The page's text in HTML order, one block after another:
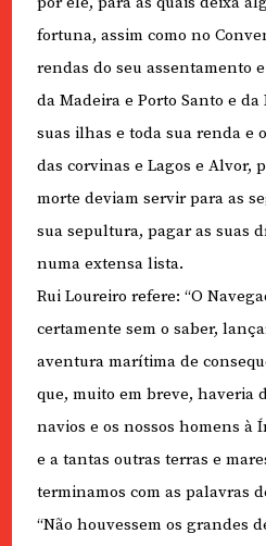
fortuna, assim como no
rendas do seu assentamento
da Madeira e Porto Santo e da
suas ilhas e toda sua renda e
das corvinas e Lagos e Alvor,
morte deviam servir para as
sua sepultura, pagar as suas
numa extensa lista.
Rui Loureiro refere: “O
certamente sem o saber,
aventura marítima de
que, muito em breve, haveria
navios e os nossos homens à
e a tantas outras terras e
terminamos com as palavras
“Não houvessem os grandes